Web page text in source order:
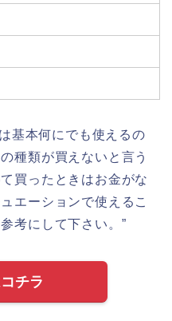
基本何にでも使えるの
種類が買えないと言う
買ったときはお金がな
エーションで使えるこ
考にして下さい。”
チラ